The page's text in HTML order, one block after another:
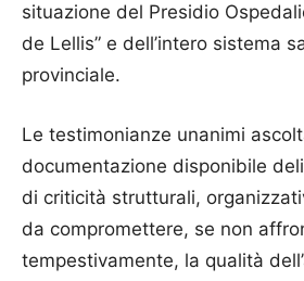
situazione del Presidio
de Lellis” e dell’intero sistema
provinciale.
Le testimonianze unanimi
documentazione disponibile
di criticità strutturali,
da compromettere, se non
tempestivamente, la qualità